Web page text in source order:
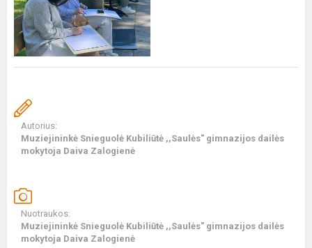
Autorius:
Muziejininkė Snieguolė Kubiliūtė ,,Saulės" gimnazijos dailės
mokytoja Daiva Zalogienė
Nuotraukos:
Muziejininkė Snieguolė Kubiliūtė ,,Saulės" gimnazijos dailės
mokytoja Daiva Zalogienė